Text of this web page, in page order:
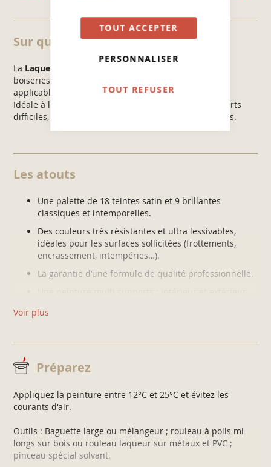
TOUT ACCEPTER
PERSONNALISER
TOUT REFUSER
Sur quels supports ?
La Laque Glycéro Perfection V33
boiseries, radiateurs, métaux, plastique, PVC et est
applicable sur d'anciennes peintures.
Idéale à l'intérieur comme à l'extérieur sur des supports
difficiles, des surfaces sollicités et des pièces humides.
Les atouts
Une palette de 18 teintes satin et 9 brillantes
classiques et intemporelles.
Des couleurs très résistantes et ultra lessivables,
idéales pour les surfaces sollicitées (frottements,
encrassement, intempéries…).
La garantie d’une formule de qualité professionnelle.
Confort d’application glycéro : temps de reprise
Voir plus
Préparez
Appliquez la peinture entre 12°C et 25°C et évitez les
courants d'air.
Outils : Baguette large ou mélangeur ; rouleau à poils mi-
longs sur bois ou rouleau laqueur sur métaux et PVC ;
pinceau spécial solvant.